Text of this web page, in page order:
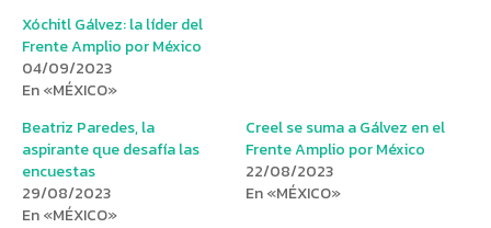
Xóchitl Gálvez: la líder del
Frente Amplio por México
04/09/2023
En «MÉXICO»
Beatriz Paredes, la
aspirante que desafía las
encuestas
29/08/2023
En «MÉXICO»
Creel se suma a Gálvez en el
Frente Amplio por México
22/08/2023
En «MÉXICO»